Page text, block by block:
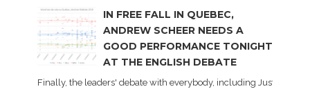
IN FREE FALL IN QUEBEC,
ANDREW SCHEER NEEDS A
GOOD PERFORMANCE TONIGHT
AT THE ENGLISH DEBATE
Finally, the leaders' debate with everybody, including Justin